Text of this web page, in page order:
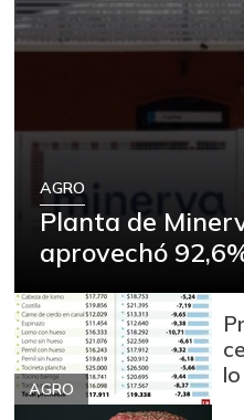
AGRO
Planta de
aprovechó
AGRO